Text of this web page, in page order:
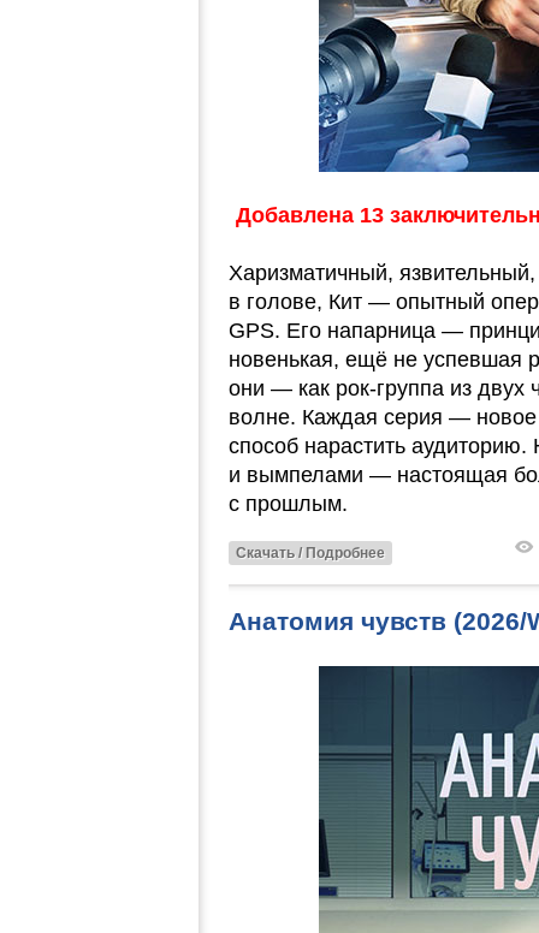
Добавлена 13
Харизматичный,
в голове, Кит — опытный
GPS. Его напарница —
новенькая, ещё не успевшая
они — как рок-группа из двух
волне. Каждая серия —
способ нарастить
и вымпелами — настоящая
с прошлым.
Скачать / Подробнее
Анатомия чувств (2026/